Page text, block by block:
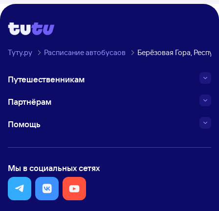
Туту.ру Расписание автобусаов Берёзовая Гора,
Путешественникам
Партнёрам
Помощь
Мы в социальных сетях